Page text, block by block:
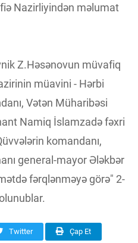
Nazirliyindən məlumat
Z.Həsənovun müvafiq
müavini - Hərbi
Vətən Müharibəsi
Namiq İslamzadə fəxri
komandanı,
general-mayor Ələkbər
fərqlənməyə görə" 2-
Twitter Çap Et